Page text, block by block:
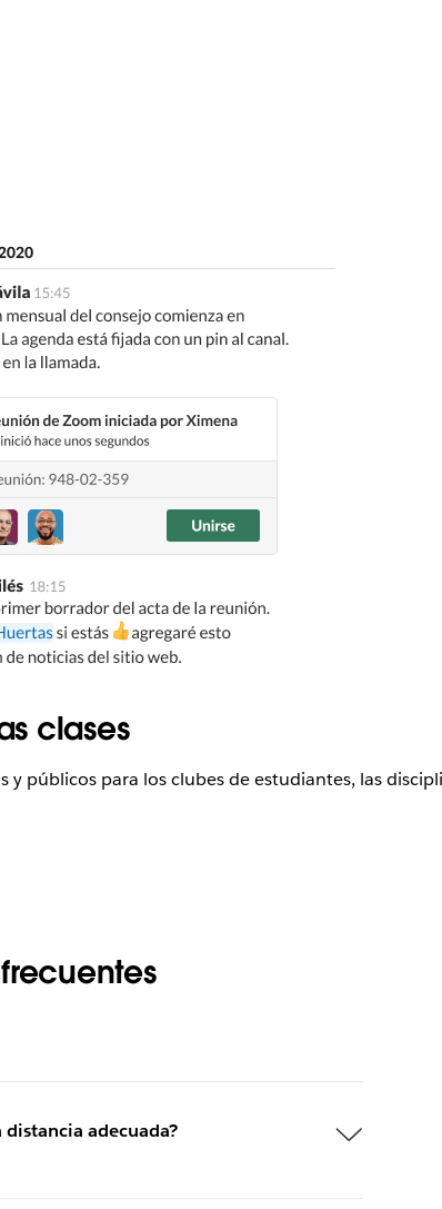
clases
públicos para los clubes de estudiantes, las
adecuada?